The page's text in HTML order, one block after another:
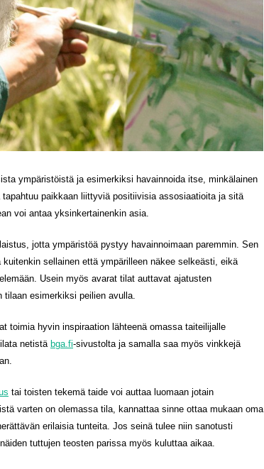
ympäristöistä ja esimerkiksi havainnoida itse, minkälainen
paikkaan liittyviä positiivisia assosiaatioita ja sitä
voi antaa yksinkertainenkin asia.
jotta ympäristöä pystyy havainnoimaan paremmin. Sen
sellainen että ympärilleen näkee selkeästi, eikä
Usein myös avarat tilat auttavat ajatusten
tilaan esimerkiksi peilien avulla.
toimia hyvin inspiraation lähteenä omassa taiteilijalle
netistä bga.fi-sivustolta ja samalla saa myös vinkkejä
tai toisten tekemä taide voi auttaa luomaan jotain
varten on olemassa tila, kannattaa sinne ottaa mukaan oma
erilaisia tunteita. Jos seinä tulee niin sanotusti
tuttujen teosten parissa myös kuluttaa aikaa.